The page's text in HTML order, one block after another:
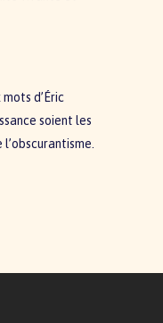
d’Éric
soient les